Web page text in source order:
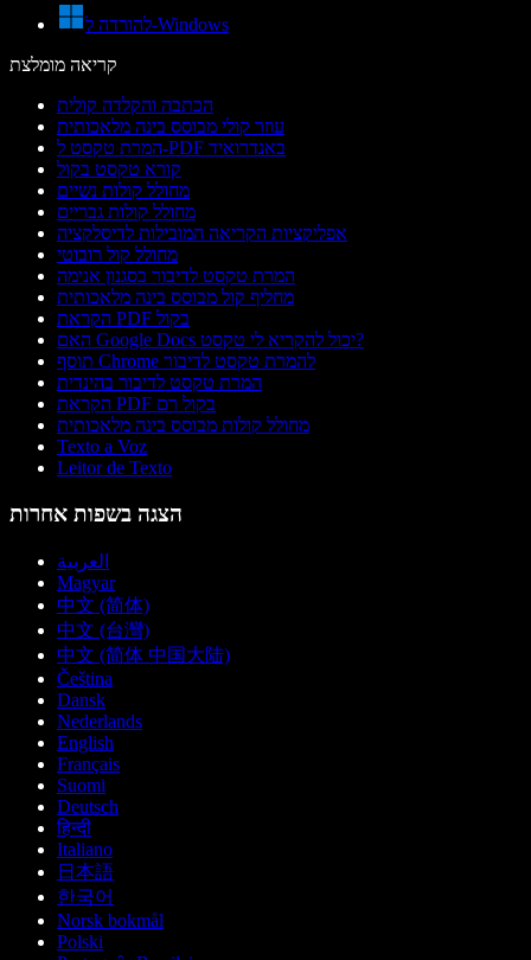
להורדה ל-Windows
קריאה מומלצת
הכתבה והקלדה קולית
עוזר קולי מבוסס בינה מלאכותית
המרת טקסט ל-PDF באנדרואיד
קורא טקסט בקול
מחולל קולות נשיים
מחולל קולות גבריים
אפליקציות הקריאה המובילות לדיסלקציה
מחולל קול רובוטי
המרת טקסט לדיבור בסגנון אנימה
מחליף קול מבוסס בינה מלאכותית
הקראת PDF בקול
האם Google Docs יכול להקריא לי טקסט?
תוסף Chrome להמרת טקסט לדיבור
המרת טקסט לדיבור בהינדית
הקראת PDF בקול רם
מחולל קולות מבוסס בינה מלאכותית
Texto a Voz
Leitor de Texto
הצגה בשפות אחרות
العربية
Magyar
中文 (简体)
中文 (台灣)
中文 (简体 中国大陆)
Čeština
Dansk
Nederlands
English
Français
Suomi
Deutsch
हिन्दी
Italiano
日本語
한국어
Norsk bokmål
Polski